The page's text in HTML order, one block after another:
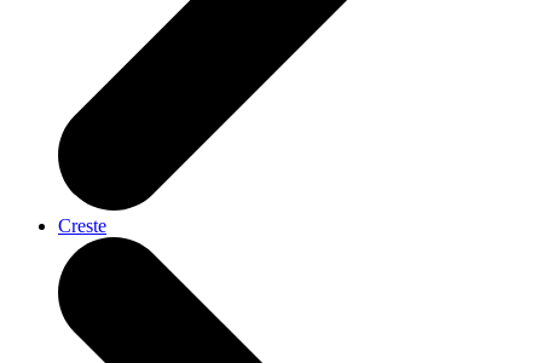
Creste